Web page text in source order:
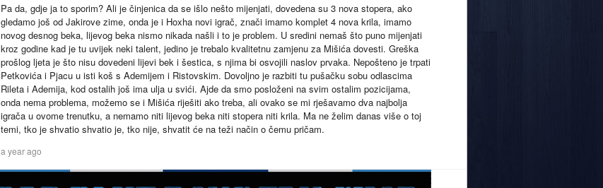
Pa da, gdje ja to sporim? Ali je činjenica da se išlo nešto mijenjati, dovedena su 3 nova stopera, ako
gledamo još od Jakirove zime, onda je i Hoxha novi igrač, znači imamo komplet 4 nova krila, imamo
novog desnog beka, lijevog beka nismo nikada našli i to je problem. U sredini nemaš što puno mijenjati
kroz godine kad je tu uvijek neki talent, jedino je trebalo kvalitetnu zamjenu za Mišića dovesti. Greška
prošlog ljeta je što nisu dovedeni lijevi bek i šestica, s njima bi osvojili naslov prvaka. Nepošteno je trpati
Petkovića i Pjacu u isti koš s Ademijem i Ristovskim. Dovoljno je razbiti tu pušačku sobu odlascima
Rileta i Ademija, kod ostalih još ima ulja u svići. Ajde da smo posloženi na svim ostalim pozicijama,
onda nema problema, možemo se i Mišića riješiti ako treba, ali ovako se mi rješavamo dva najbolja
igrača u ovome trenutku, a nemamo niti lijevog beka niti stopera niti krila. Ma ne želim danas više o toj
temi, tko je shvatio shvatio je, tko nije, shvatit će na teži način o čemu pričam.
a year ago